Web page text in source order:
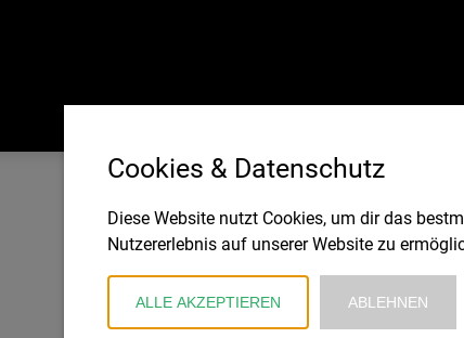
Cookies & Datenschutz
Diese Website nutzt Cookies, um dir das
Nutzererlebnis auf unserer Website zu
ALLE AKZEPTIEREN ABLEHNEN